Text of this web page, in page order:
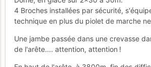
4 Broches installées par sécurité,
technique en plus du piolet de marche
Une jambe passée dans une crevasse
de l'arête.... attention, attention !